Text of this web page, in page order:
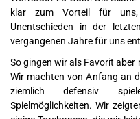
klar zum Vorteil für
Unentschieden in der
vergangenen Jahre für uns
So gingen wir als Favorit aber
Wir machten von Anfang an
ziemlich defensiv
Spielmöglichkeiten. Wir